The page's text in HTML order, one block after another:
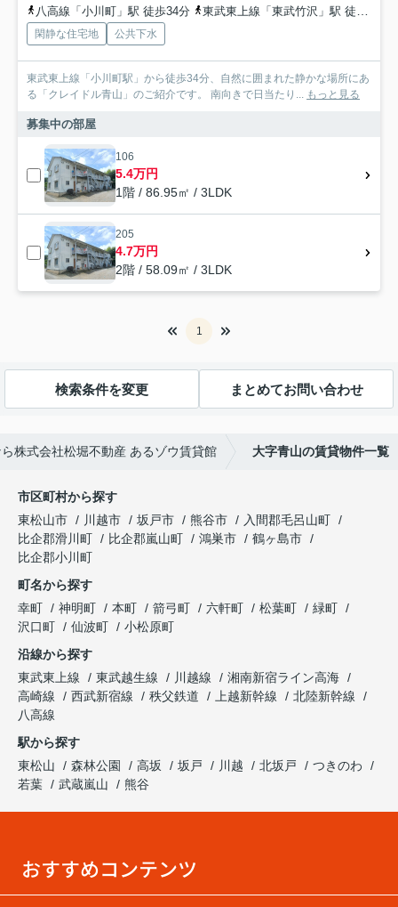
八高線「小川町」駅 徒歩34分
東武東上線「東武竹沢」駅 徒歩51分
閑静な住宅地 公共下水
東武東上線「小川町駅」から徒歩34分、自然に囲まれた静かな場所にあ
る「クレイドル青山」のご紹介です。 南向きで日当たり... もっと見る
募集中の部屋
106
5.4万円
1階 / 86.95㎡ / 3LDK
205
4.7万円
2階 / 58.09㎡ / 3LDK
1
検索条件を変更 まとめてお問い合わせ
株式会社松堀不動産 あるゾウ賃貸館 大字青山の賃貸物件一覧
市区町村から探す
東松山市
川越市 坂戸市 熊谷市
入間郡毛呂山町
比企郡滑川町
比企郡嵐山町 鴻巣市
鶴ヶ島市
比企郡小川町
町名から探す
幸町
神明町 本町 箭弓町 六軒町 松葉町
緑町
沢口町
仙波町
小松原町
沿線から探す
東武東上線
東武越生線 川越線
湘南新宿ライン高海
高崎線
西武新宿線 秩父鉄道 上越新幹線
北陸新幹線
八高線
駅から探す
東松山
森林公園 高坂 坂戸 川越 北坂戸
つきのわ
若葉
武蔵嵐山 熊谷
おすすめコンテンツ